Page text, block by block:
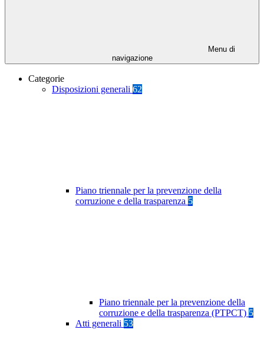
Menu di
navigazione
Categorie
Disposizioni generali 62
Piano triennale per la prevenzione della
corruzione e della trasparenza 5
Piano triennale per la prevenzione della
corruzione e della trasparenza (PTPCT) 5
Atti generali 53